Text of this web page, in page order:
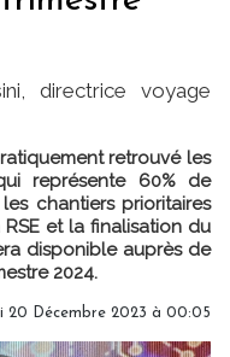
directrice voyage
retrouvé les
représente 60% de
chantiers prioritaires
et la finalisation du
disponible auprès de
2024.
20 Décembre 2023 à 00:05